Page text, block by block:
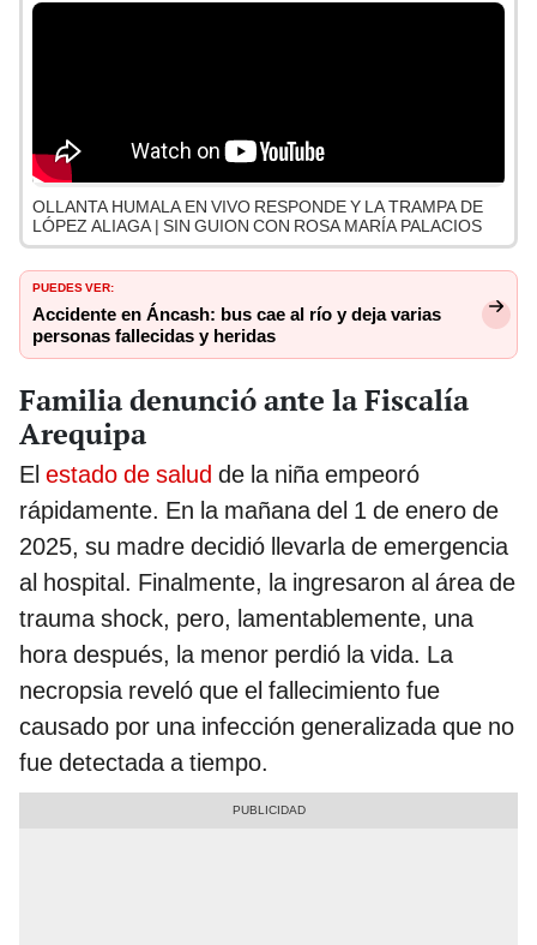
OLLANTA HUMALA EN VIVO RESPONDE Y LA TRAMPA DE
LÓPEZ ALIAGA | SIN GUION CON ROSA MARÍA PALACIOS
PUEDES VER:
Accidente en Áncash: bus cae al río y deja varias
personas fallecidas y heridas
Familia denunció ante la Fiscalía
Arequipa
El estado de salud de la niña empeoró
rápidamente. En la mañana del 1 de enero de
2025, su madre decidió llevarla de emergencia
al hospital. Finalmente, la ingresaron al área de
trauma shock, pero, lamentablemente, una
hora después, la menor perdió la vida. La
necropsia reveló que el fallecimiento fue
causado por una infección generalizada que no
fue detectada a tiempo.